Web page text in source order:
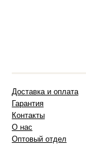
Доставка и оплата
Гарантия
Контакты
О нас
Оптовый отдел